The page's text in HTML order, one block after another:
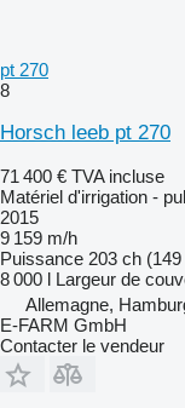
pt 270
8
Horsch leeb pt 270
71 400 € TVA incluse
Matériel d'irrigation -
2015
9 159 m/h
Puissance 203 ch
8 000 l Largeur de
Allemagne,
E-FARM GmbH
Contacter le vendeur